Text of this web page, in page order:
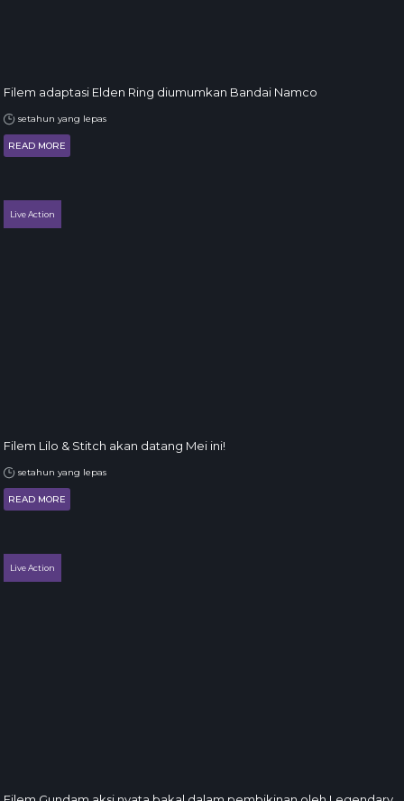
Filem adaptasi Elden Ring diumumkan Bandai Namco
setahun yang lepas
READ MORE
Live Action
Filem Lilo & Stitch akan datang Mei ini!
setahun yang lepas
READ MORE
Live Action